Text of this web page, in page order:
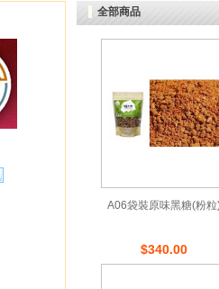
全部商品
A06袋裝原味黑糖(粉
$340.00